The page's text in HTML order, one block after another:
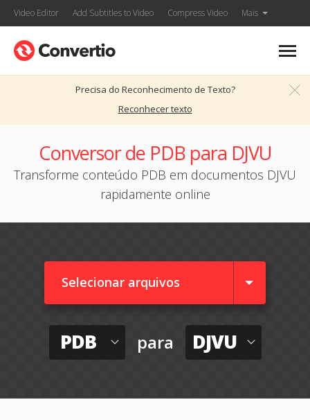
Video Editor Add Subtitles to Video Compress Video Mais
Precisa do Reconhecimento de Texto?
Reconhecer texto
Conversor de PDB para DJVU
Transforme conteúdo PDB em documentos DJVU
rapidamente online
Selecionar arquivos
PDB para DJVU